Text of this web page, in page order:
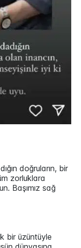
doğruların, bir
zorluklara
Başımız sağ
bir üzüntüyle